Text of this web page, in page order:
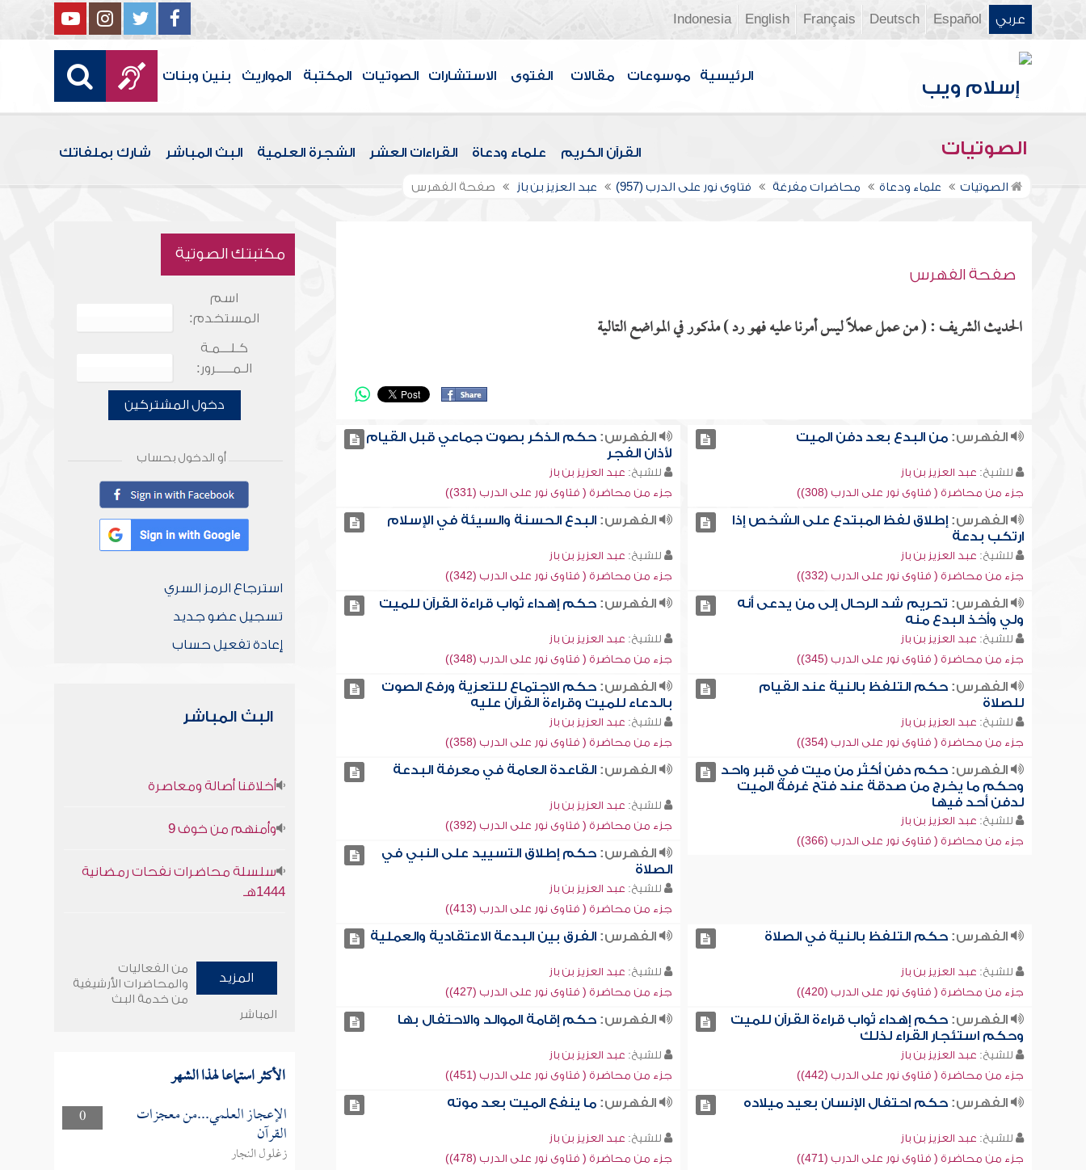
عربي Español
Deutsch
Français
English
Indonesia
الرئيسية موسوعات مقالات الفتوى الاستشارات الصوتيات المكتبة المواريث بنين وبنات
الصوتيات القرآن الكريم علماء ودعاة القراءات العشر الشجرة العلمية البث المباشر شارك بملفاتك
الصوتيات علماء ودعاة محاضرات مفرغة فتاوى نور على الدرب (957) عبد العزيز بن باز صفحة الفهرس
صفحة الفهرس
الحديث الشريف : ( من عمل عملاً ليس أمرنا عليه فهو رد ) مذكور في المواضع التالية
الفهرس:من البدع بعد دفن الميت
للشيخ: عبد العزيز بن باز
جزء من محاضرة ( فتاوى نور على الدرب (308))
الفهرس: حكم الذكر بصوت جماعي قبل القيام
لأذان الفجر
للشيخ: عبد العزيز بن باز
جزء من محاضرة ( فتاوى نور على الدرب (331))
الفهرس:إطلاق لفظ المبتدع على الشخص إذا
ارتكب بدعة
للشيخ: عبد العزيز بن باز
جزء من محاضرة ( فتاوى نور على الدرب (332))
الفهرس: البدع الحسنة والسيئة في الإسلام
للشيخ: عبد العزيز بن باز
جزء من محاضرة ( فتاوى نور على الدرب (342))
الفهرس: تحريم شد الرحال إلى من يدعى أنه
ولي وأخذ البدع منه
للشيخ: عبد العزيز بن باز
جزء من محاضرة ( فتاوى نور على الدرب (345))
الفهرس: حكم إهداء ثواب قراءة القرآن للميت
للشيخ: عبد العزيز بن باز
جزء من محاضرة ( فتاوى نور على الدرب (348))
الفهرس:حكم التلفظ بالنية عند القيام
للصلاة
للشيخ: عبد العزيز بن باز
جزء من محاضرة ( فتاوى نور على الدرب (354))
الفهرس: حكم الاجتماع للتعزية ورفع الصوت
بالدعاء للميت وقراءة القرآن عليه
للشيخ: عبد العزيز بن باز
جزء من محاضرة ( فتاوى نور على الدرب (358))
الفهرس:حكم دفن أكثر من ميت في قبر واحد
وحكم ما يخرج من صدقة عند فتح غرفة الميت
لدفن أحد فيها
للشيخ: عبد العزيز بن باز
جزء من محاضرة ( فتاوى نور على الدرب (366))
الفهرس: القاعدة العامة في معرفة البدعة
للشيخ: عبد العزيز بن باز
جزء من محاضرة ( فتاوى نور على الدرب (392))
الفهرس: حكم إطلاق التسييد على النبي في
الصلاة
للشيخ: عبد العزيز بن باز
جزء من محاضرة ( فتاوى نور على الدرب (413))
الفهرس:حكم التلفظ بالنية في الصلاة
للشيخ: عبد العزيز بن باز
جزء من محاضرة ( فتاوى نور على الدرب (420))
الفهرس: الفرق بين البدعة الاعتقادية والعملية
للشيخ: عبد العزيز بن باز
جزء من محاضرة ( فتاوى نور على الدرب (427))
الفهرس:حكم إهداء ثواب قراءة القرآن للميت
وحكم استئجار القراء لذلك
للشيخ: عبد العزيز بن باز
جزء من محاضرة ( فتاوى نور على الدرب (442))
الفهرس: حكم إقامة الموالد والاحتفال بها
للشيخ: عبد العزيز بن باز
جزء من محاضرة ( فتاوى نور على الدرب (451))
الفهرس:حكم احتفال الإنسان بعيد ميلاده
للشيخ: عبد العزيز بن باز
جزء من محاضرة ( فتاوى نور على الدرب (471))
الفهرس: ما ينفع الميت بعد موته
للشيخ: عبد العزيز بن باز
جزء من محاضرة ( فتاوى نور على الدرب (478))
مكتبتك الصوتية
اسم
المستخدم:
كـلـــمـة
الـمـــــرور:
دخول المشتركين
أو الدخول بحساب
استرجاع الرمز السري
تسجيل عضو جديد
إعادة تفعيل حساب
البث المباشر
أخلاقنا أصالة ومعاصرة
وأمنهم من خوف 9
سلسلة محاضرات نفحات رمضانية
1444هـ
المزيد
من الفعاليات
والمحاضرات الأرشيفية
من خدمة البث
المباشر
الأكثر استماعا لهذا الشهر
0 الإعجاز العلمي...من معجزات
القرآن
زغلول النجار